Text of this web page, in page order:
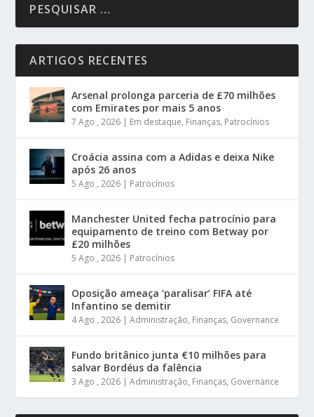
ARTIGOS RECENTES
Arsenal prolonga parceria de £70 milhões
com Emirates por mais 5 anos
7 Ago , 2026 | Em destaque, Finanças, Patrocínios
Croácia assina com a Adidas e deixa Nike
após 26 anos
5 Ago , 2026 | Patrocínios
Manchester United fecha patrocínio para
equipamento de treino com Betway por
£20 milhões
5 Ago , 2026 | Patrocínios
Oposição ameaça ‘paralisar’ FIFA até
Infantino se demitir
4 Ago , 2026 |Administração, Finanças, Governance
Fundo britânico junta €10 milhões para
salvar Bordéus da falência
3 Ago , 2026 |Administração, Finanças, Governance